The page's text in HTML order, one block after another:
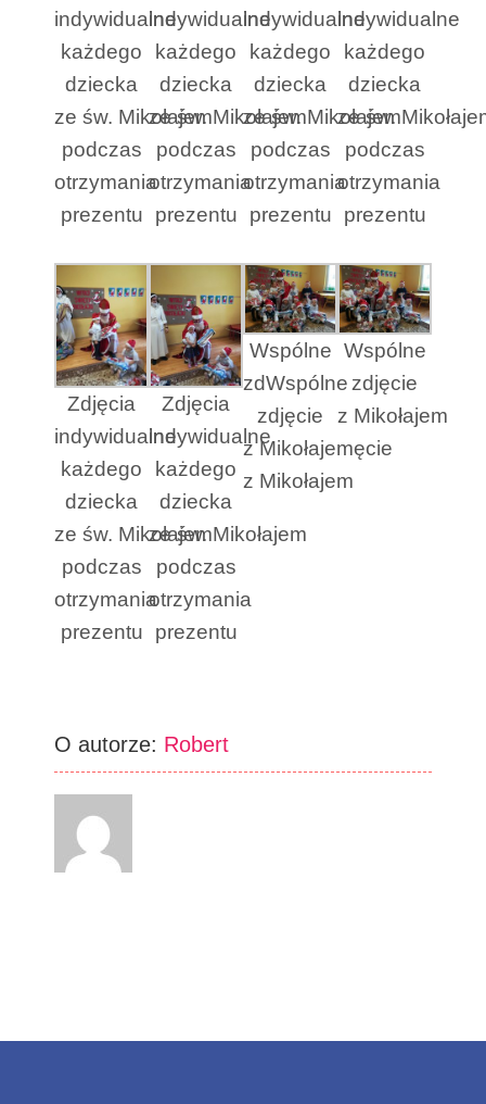
indywidualne
każdego
dziecka
ze św. Mikołajem
podczas
otrzymania
prezentu
indywidualne
każdego
dziecka
ze św. Mikołajem
podczas
otrzymania
prezentu
indywidualne
każdego
dziecka
ze św. Mikołajem
podczas
otrzymania
prezentu
indywidualne
każdego
dziecka
ze św.
podczas
otrzymania
prezentu
Zdjęcia
indywidualne
każdego
dziecka
ze św. Mikołajem
podczas
otrzymania
prezentu
Zdjęcia
indywidualne
każdego
dziecka
ze św. Mikołajem
podczas
otrzymania
prezentu
Wspólne
zdWspólne
zdjęcie
z Mikołajemęcie
z Mikołajem
Wspólne
zdjęcie
z Mikołajem
O autorze: Robert